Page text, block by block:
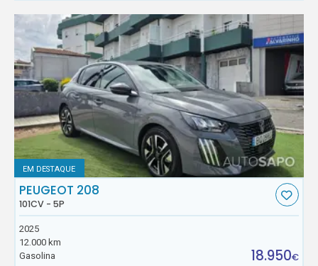
EM DESTAQUE
PEUGEOT 208
101CV - 5P
2025
12.000 km
Gasolina
18.950€